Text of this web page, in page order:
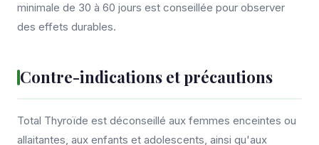
minimale de 30 à 60 jours est conseillée pour observer
des effets durables.
Contre-indications et précautions
Total Thyroïde est déconseillé aux femmes enceintes ou
allaitantes, aux enfants et adolescents, ainsi qu'aux